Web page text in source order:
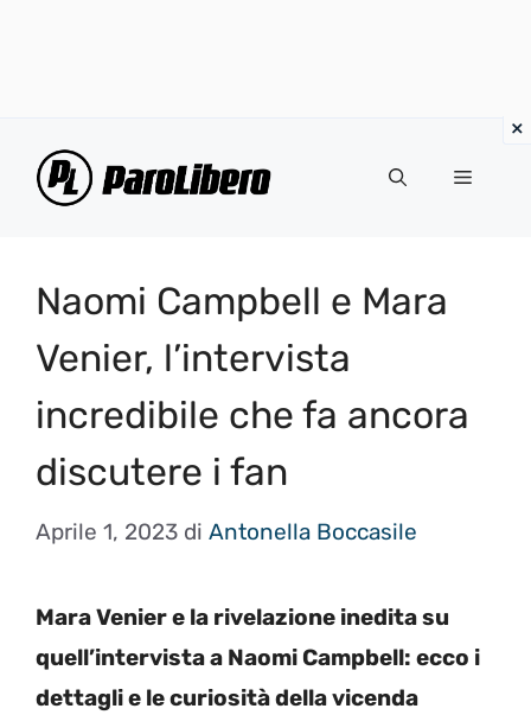
Menu
Naomi Campbell e Mara
Venier, l’intervista
incredibile che fa ancora
discutere i fan
Aprile 1, 2023 di Antonella Boccasile
Mara Venier e la rivelazione inedita su
quell’intervista a Naomi Campbell: ecco i
dettagli e le curiosità della vicenda